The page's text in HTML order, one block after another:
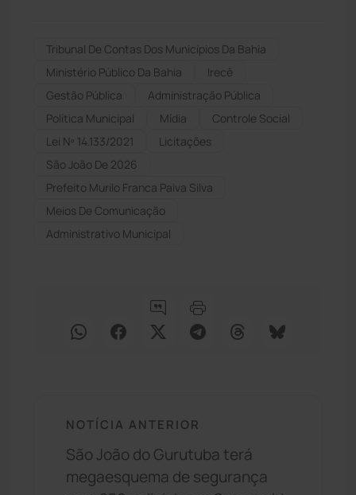
Tribunal De Contas Dos Municípios Da Bahia
Ministério Público Da Bahia
Irecê
Gestão Pública
Administração Pública
Política Municipal
Mídia
Controle Social
Lei Nº 14.133/2021
Licitações
São João De 2026
Prefeito Murilo Franca Paiva Silva
Meios De Comunicação
Administrativo Municipal
NOTÍCIA ANTERIOR
São João do Gurutuba terá
megaesquema de segurança